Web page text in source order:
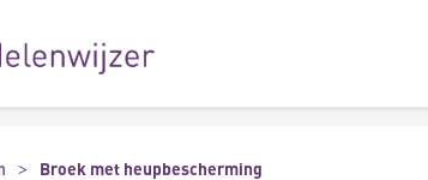
Broek met heupbescherming